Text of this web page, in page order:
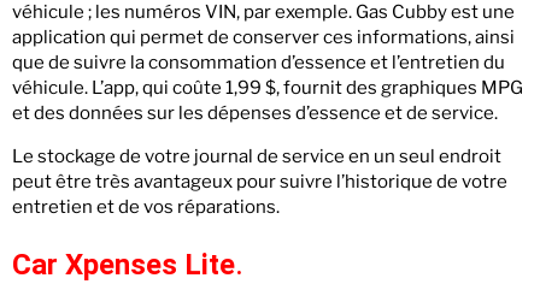
véhicule ; les numéros VIN, par exemple. Gas Cubby est une
application qui permet de conserver ces informations, ainsi
que de suivre la consommation d’essence et l’entretien du
véhicule. L’app, qui coûte 1,99 $, fournit des graphiques MPG
et des données sur les dépenses d’essence et de service.
Le stockage de votre journal de service en un seul endroit
peut être très avantageux pour suivre l’historique de votre
entretien et de vos réparations.
Car Xpenses Lite.